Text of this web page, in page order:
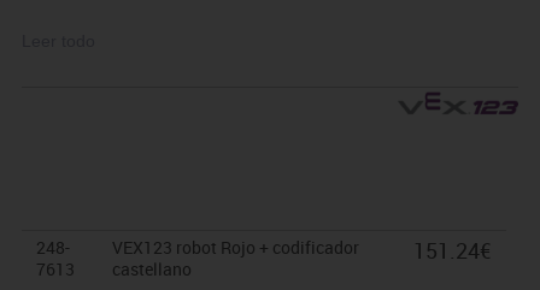
248-
7613
VEX123 robot Rojo + codificador
castellano
151.24€